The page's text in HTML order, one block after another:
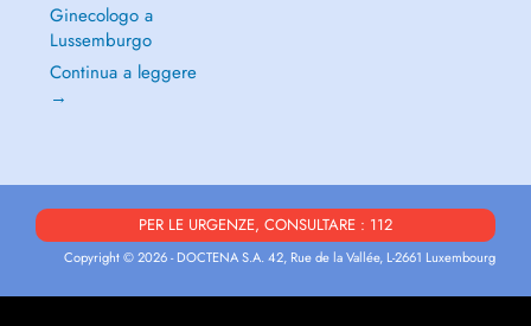
Ginecologo a
Lussemburgo
Continua a leggere
→
PER LE URGENZE, CONSULTARE : 112
Copyright © 2026 - DOCTENA S.A. 42, Rue de la Vallée, L-2661 Luxembourg